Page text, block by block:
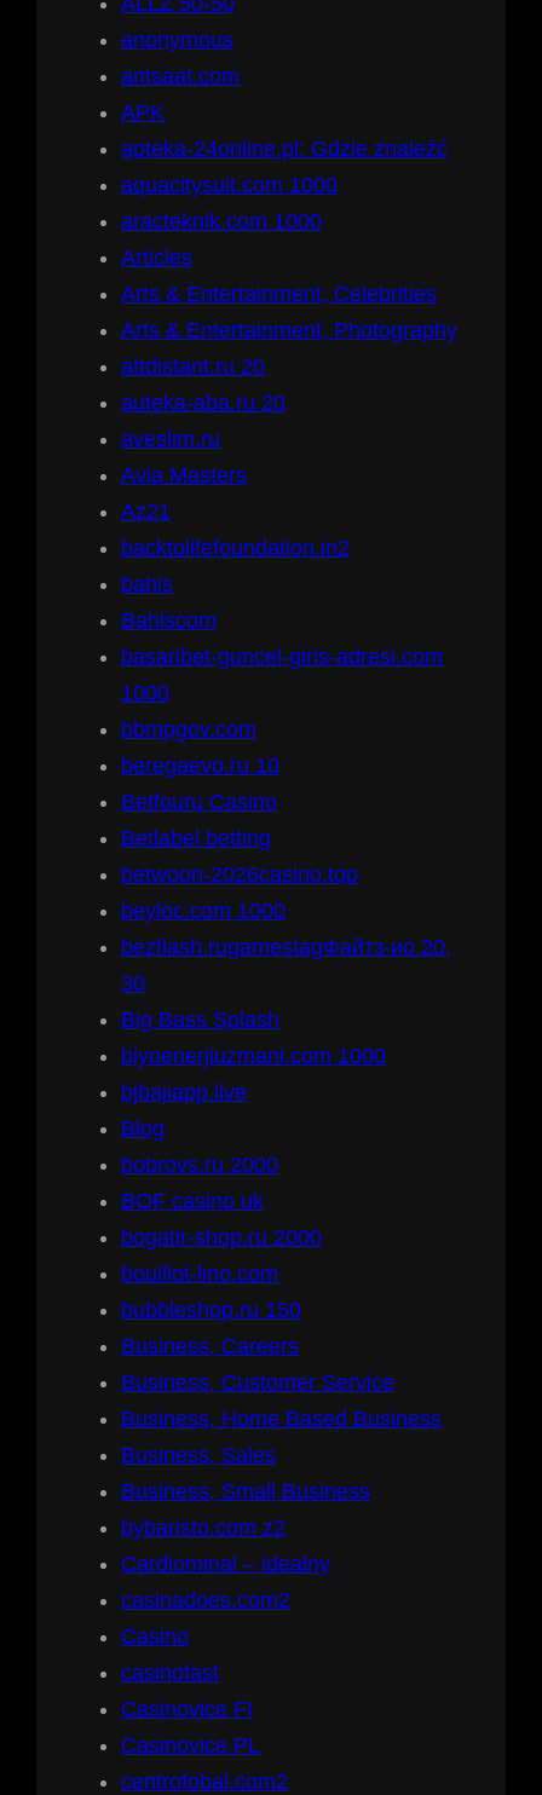
anonymous
antsaat.com
APK
apteka-24online.pl: Gdzie znaleźć
aquacitysuit.com 1000
aracteknik.com 1000
Articles
Arts & Entertainment, Celebrities
Arts & Entertainment, Photography
attdistant.ru 20
auteka-aba.ru 20
aveslim.ru
Avia Masters
Az21
backtolifefoundation.in2
bahis
Bahiscom
basaribet-guncel-giris-adresi.com
1000
bbmpgov.com
beregaevo.ru 10
Betfouru Casino
Betlabel betting
betwoon-2026casino.top
beyloc.com 1000
bezflash.rugamestagФайтз-ио 20,
30
Big Bass Splash
biyoenerjiuzmani.com 1000
bjbajiapp.live
Blog
bobrovs.ru 2000
BOF casino uk
bogatir-shop.ru 2000
bouillot-lino.com
bubbleshop.ru 150
Business, Careers
Business, Customer Service
Business, Home Based Business
Business, Sales
Business, Small Business
bybaristo.com z2
Cardiominal – idealny
casinadoes.com2
Casino
casinofast
Casinovice FI
Casinovice PL
centrofobal.com2